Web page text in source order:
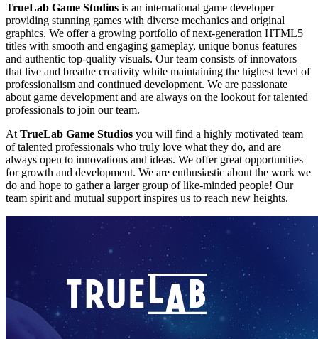
TrueLab Game Studios is an international game developer
providing stunning games with diverse mechanics and original
graphics. We offer a growing portfolio of next-generation HTML5
titles with smooth and engaging gameplay, unique bonus features
and authentic top-quality visuals. Our team consists of innovators
that live and breathe creativity while maintaining the highest level of
professionalism and continued development. We are passionate
about game development and are always on the lookout for talented
professionals to join our team.
At TrueLab Game Studios you will find a highly motivated team
of talented professionals who truly love what they do, and are
always open to innovations and ideas. We offer great opportunities
for growth and development. We are enthusiastic about the work we
do and hope to gather a larger group of like-minded people! Our
team spirit and mutual support inspires us to reach new heights.